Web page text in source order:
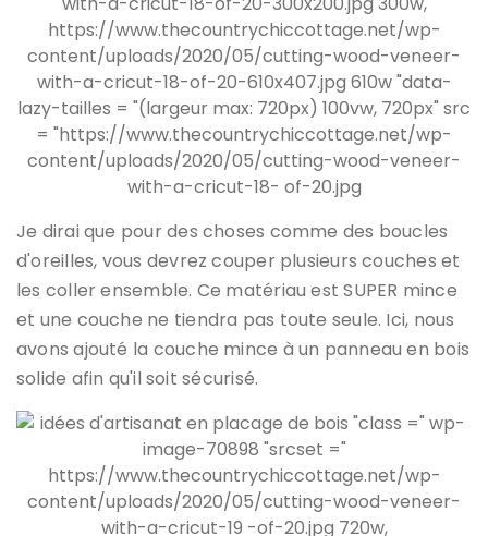
Je dirai que pour des choses comme des boucles
d'oreilles, vous devrez couper plusieurs couches et
les coller ensemble. Ce matériau est SUPER mince
et une couche ne tiendra pas toute seule. Ici, nous
avons ajouté la couche mince à un panneau en bois
solide afin qu'il soit sécurisé.